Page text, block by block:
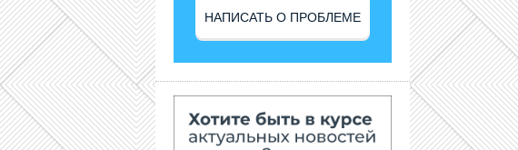
НАПИСАТЬ О ПРОБЛЕМЕ